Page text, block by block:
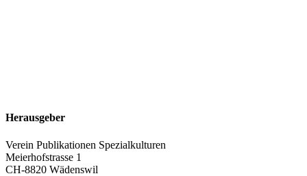
Herausgeber
Verein Publikationen Spezialkulturen
Meierhofstrasse 1
CH-8820 Wädenswil